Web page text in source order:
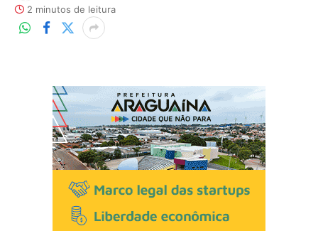
2 minutos de leitura